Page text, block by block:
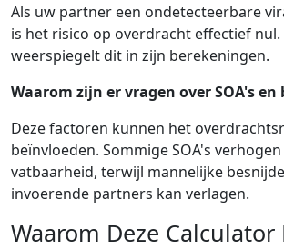
Als uw partner een ondetecteerbare
is het risico op overdracht effectief
weerspiegelt dit in zijn berekeningen.
Waarom zijn er vragen over SOA's en
Deze factoren kunnen het
beïnvloeden. Sommige SOA's
vatbaarheid, terwijl mannelijke
invoerende partners kan verlagen.
Waarom Deze